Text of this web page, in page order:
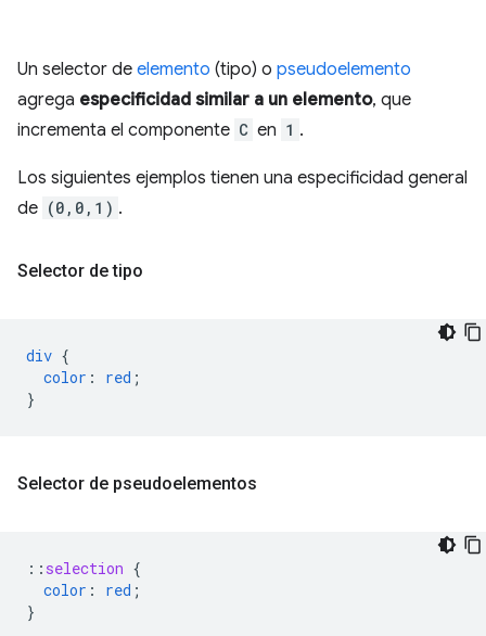
Un selector de elemento (tipo) o pseudoelemento
agrega especificidad similar a un elemento, que
incrementa el componente C en 1 .
Los siguientes ejemplos tienen una especificidad general
de (0,0,1) .
Selector de tipo
div {
color : red ;
}
Selector de pseudoelementos
:: selection {
color : red ;
}